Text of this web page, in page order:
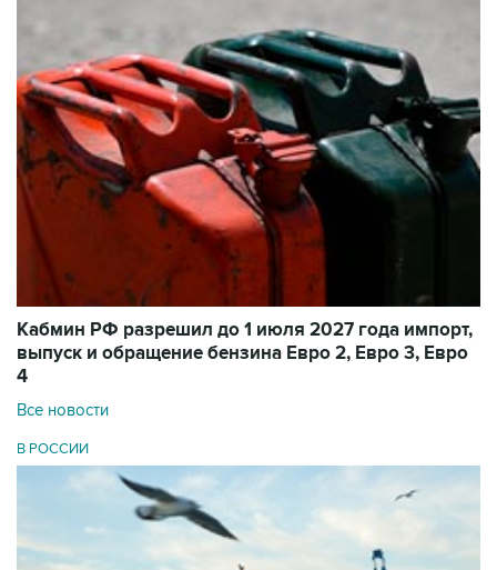
Кабмин РФ разрешил до 1 июля 2027 года импорт,
выпуск и обращение бензина Евро 2, Евро 3, Евро
4
Все новости
В РОССИИ